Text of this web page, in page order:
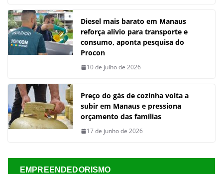
Diesel mais barato em Manaus
reforça alívio para transporte e
consumo, aponta pesquisa do
Procon
10 de julho de 2026
Preço do gás de cozinha volta a
subir em Manaus e pressiona
orçamento das famílias
17 de junho de 2026
EMPREENDEDORISMO